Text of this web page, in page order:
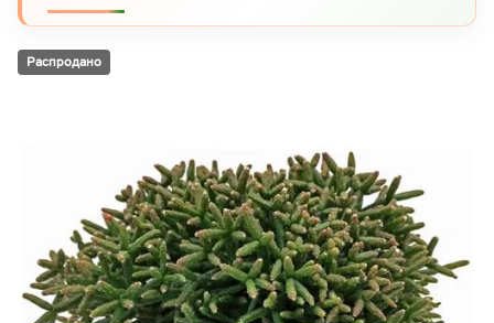
Распродано